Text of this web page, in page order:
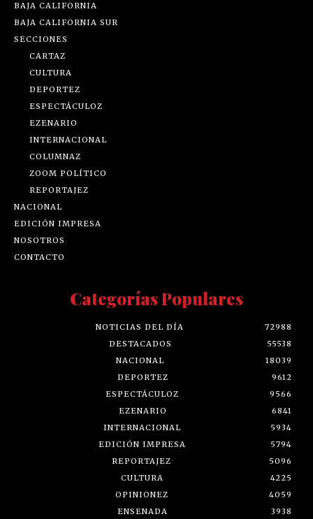
BAJA CALIFORNIA
BAJA CALIFORNIA SUR
SECCIONES
CARTAZ
CULTURA
DEPORTEZ
ESPECTÁCULOZ
EZENARIO
INTERNACIONAL
COLUMNAZ
ZOOM POLÍTICO
REPORTAJEZ
NACIONAL
EDICIÓN IMPRESA
NOSOTROS
CONTACTO
Categorías Populares
NOTICIAS DEL DÍA
72988
DESTACADOS
55538
NACIONAL
18039
DEPORTEZ
9612
ESPECTÁCULOZ
9566
EZENARIO
6841
INTERNACIONAL
5934
EDICIÓN IMPRESA
5794
REPORTAJEZ
5096
CULTURA
4225
OPINIONEZ
4059
ENSENADA
3938